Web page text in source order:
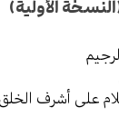
الأولية)
علی أشرف